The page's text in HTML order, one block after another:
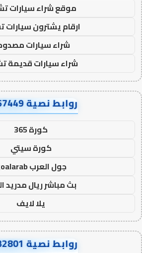
موقع شراء سيارات
ارقام يشترون سيارات
شراء سيارات
شراء سيارات قديمة
روابط نصية AA67449
كورة 365
كورة سيتي
جول العرب goalarab
بث مباشر ريال مدريد
يلا لايف
روابط نصية AA32801